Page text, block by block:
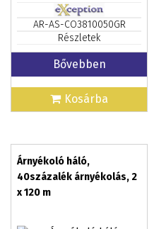
AR-AS-CO3810050GR
Részletek
Bővebben
Kosárba
Árnyékoló háló,
40százalék árnyékolás, 2
x 120 m